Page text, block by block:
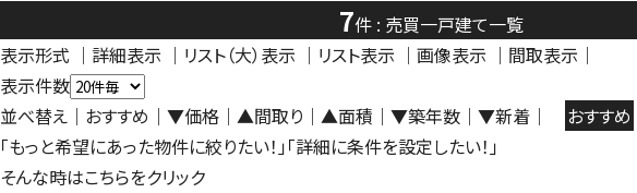
7件 : 売買一戸建て一覧
表示形式 ｜ 詳細表示 ｜リスト（大）表示 ｜ リスト表示 ｜ 画像表示 ｜ 間取表示 ｜
表示件数
並べ替え ｜おすすめ ｜ ▼価格 ｜ ▲間取り ｜ ▲面積 ｜ ▼築年数 ｜ ▼新着 ｜ おすすめ
「もっと希望にあった物件に絞りたい！」「詳細に条件を設定したい！」
そんな時はこちらをクリック